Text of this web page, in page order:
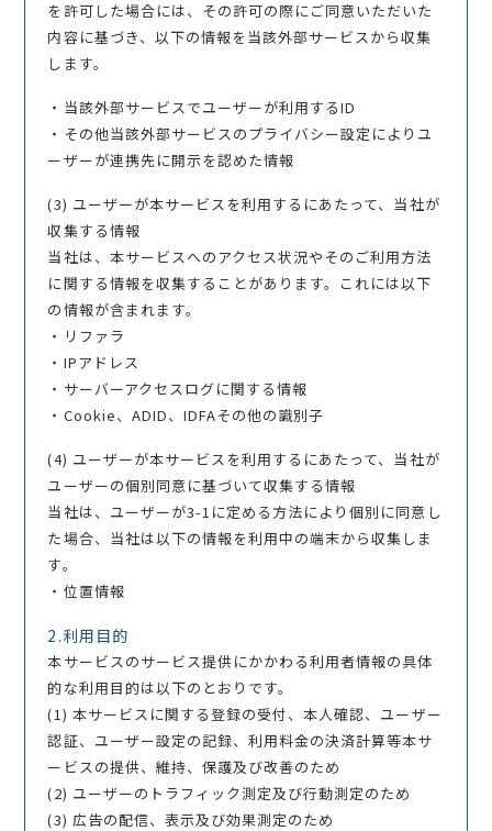
を許可した場合には、その許可の際にご同意いただいた
内容に基づき、以下の情報を当該外部サービスから収集
します。
・当該外部サービスでユーザーが利用するID
・その他当該外部サービスのプライバシー設定によりユ
ーザーが連携先に開示を認めた情報
(3) ユーザーが本サービスを利用するにあたって、当社が
収集する情報
当社は、本サービスへのアクセス状況やそのご利用方法
に関する情報を収集することがあります。これには以下
の情報が含まれます。
・リファラ
・IPアドレス
・サーバーアクセスログに関する情報
・Cookie、ADID、IDFAその他の識別子
(4) ユーザーが本サービスを利用するにあたって、当社が
ユーザーの個別同意に基づいて収集する情報
当社は、ユーザーが3-1に定める方法により個別に同意し
た場合、当社は以下の情報を利用中の端末から収集しま
す。
・位置情報
2.利用目的
本サービスのサービス提供にかかわる利用者情報の具体
的な利用目的は以下のとおりです。
(1) 本サービスに関する登録の受付、本人確認、ユーザー
認証、ユーザー設定の記録、利用料金の決済計算等本サ
ービスの提供、維持、保護及び改善のため
(2) ユーザーのトラフィック測定及び行動測定のため
(3) 広告の配信、表示及び効果測定のため